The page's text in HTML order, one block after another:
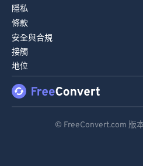
隱私
條款
安全與合規
接觸
地位
© FreeConvert.com 版